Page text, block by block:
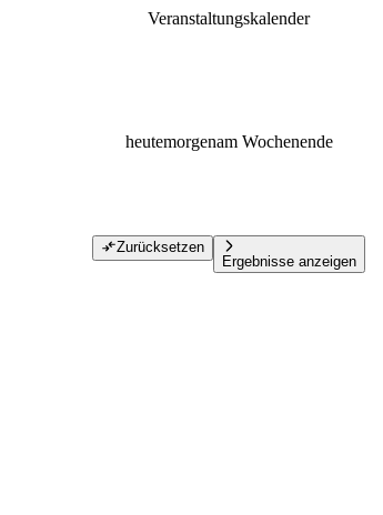
Veranstaltungskalender
heutemorgenam Wochenende
Zurücksetzen
Ergebnisse anzeigen